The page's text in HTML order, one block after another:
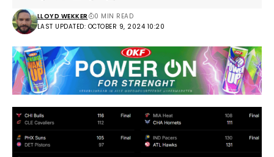
LAST UPDATED: OCTOBER 9, 2024 10:20
LLOYD WEKKER 0 MIN READ